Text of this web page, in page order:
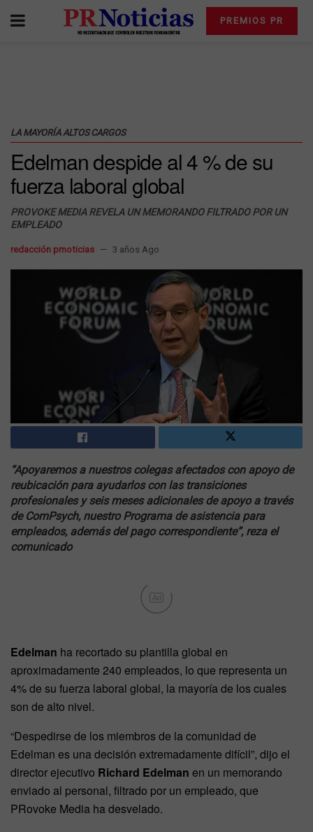
PREMIOS PR
LA MAYORÍA ALTOS CARGOS
Edelman despide al 4 % de su
fuerza laboral global
PROVOKE MEDIA REVELA UN MEMORANDO FILTRADO POR UN
EMPLEADO
redacción prnoticias 3 años Ago
“Apoyaremos a nuestros colegas afectados con apoyo de
reubicación para ayudarlos con las transiciones
profesionales y seis meses adicionales de apoyo a través
de ComPsych, nuestro Programa de asistencia para
empleados, además del pago correspondiente”, reza el
comunicado
Ad
Edelman ha recortado su plantilla global en
aproximadamente 240 empleados, lo que representa un
4% de su fuerza laboral global, la mayoría de los cuales
son de alto nivel.
“Despedirse de los miembros de la comunidad de
Edelman es una decisión extremadamente difícil”, dijo el
director ejecutivo Richard Edelman en un memorando
enviado al personal, filtrado por un empleado, que
PRovoke Media ha desvelado.